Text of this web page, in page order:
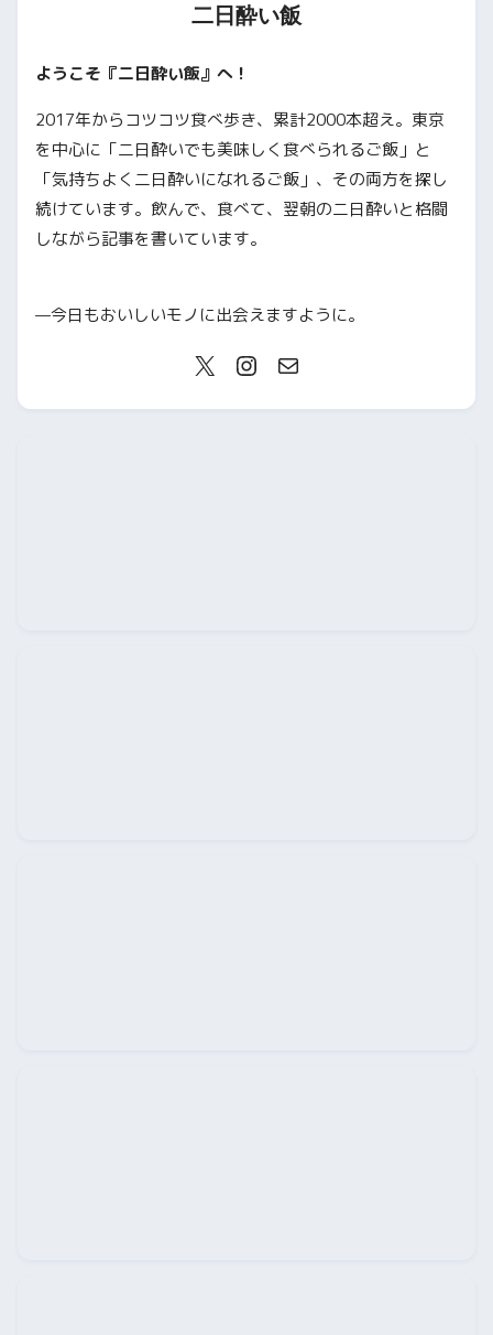
二日酔い飯
ようこそ『二日酔い飯』へ！
2017年からコツコツ食べ歩き、累計2000本超え。東京
を中心に「二日酔いでも美味しく食べられるご飯」と
「気持ちよく二日酔いになれるご飯」、その両方を探し
続けています。飲んで、食べて、翌朝の二日酔いと格闘
しながら記事を書いています。
—今日もおいしいモノに出会えますように。